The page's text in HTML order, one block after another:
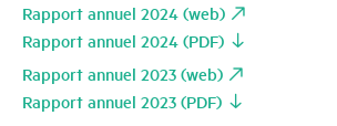
Rapport annuel 2024 (web)
Rapport annuel 2024 (PDF)
Rapport annuel 2023 (web)
Rapport annuel 2023 (PDF)